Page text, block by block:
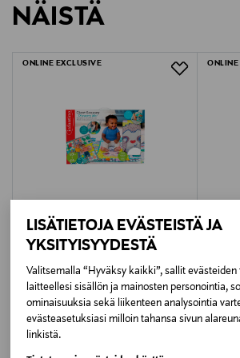
LISÄTIETOJA EVÄSTEISTÄ JA
YKSITYISYYDESTÄ
Valitsemalla “Hyväksy kaikki”, sallit
laitteellesi sisällön ja mainosten personointia,
ominaisuuksia sekä liikenteen analysointia
evästeasetuksiasi milloin tahansa sivun
linkistä.
Ikäsuositus
Paristojen määrä
AAA/LR3
Avainsanat
vauvan numerolelu, musikaalinen
vauvalle, soiva vauvalelu, infantiino
opetuslelu, tukaanilelu
LUE TARKEMMAT PALAUTUSOHJEET
NÄISTÄ
ONLINE EXCLUSIVE
INFANTINO Suuri aktiviteetti
leikkimatto, 120 x 120 cm
Original Price
99,99 €
ONLINE
93,99